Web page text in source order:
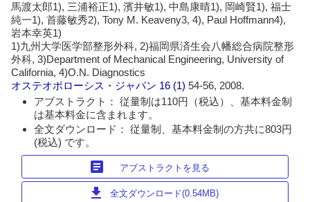
馬渡太郎1), 三浦裕正1), 濱井敏1), 中島康晴1), 岡崎賢1), 福士
純一1), 首藤敏秀2), Tony M. Keaveny3, 4), Paul Hoffmann4),
岩本幸英1)
1)九州大学医学部整形外科, 2)福岡県済生会八幡総合病院整形
外科, 3)Department of Mechanical Engineering, University of
California, 4)O.N. Diagnostics
オステオポローシス・ジャパン 16 (1)54-56, 2008.
アブストラクト： 従量制は110円（税込）、基本料金制
は基本料金に含まれます。
全文ダウンロード： 従量制、基本料金制の方共に803円
(税込) です。
article アブストラクトを見る
download 全文ダウンロード(0.54MB)